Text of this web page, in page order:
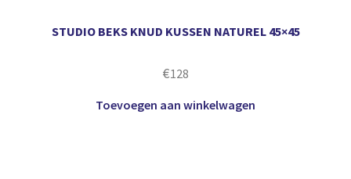
STUDIO BEKS KNUD KUSSEN NATUREL 45×45
€128
Toevoegen aan winkelwagen